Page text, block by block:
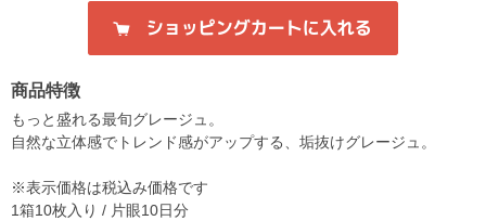
商品特徴
もっと盛れる最旬グレージュ。
自然な立体感でトレンド感がアップする、垢抜けグレージュ。
※表示価格は税込み価格です
1箱10枚入り / 片眼10日分